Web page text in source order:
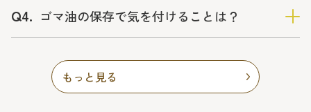
Q4. ゴマ油の保存で気を付けることは？
もっと見る